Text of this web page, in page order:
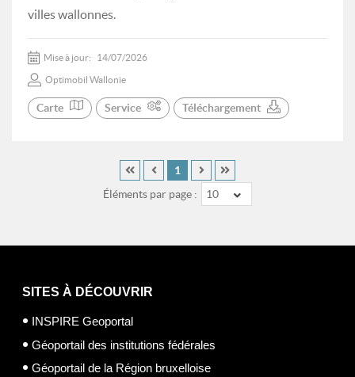
villes wallonnes.
Mise à jour: 14/07/2026
Optimobil Wallonie
Carte Service Téléchargement
Éléments par page : 10
1
SITES À DÉCOUVRIR
INSPIRE Geoportal
Géoportail des institutions fédérales
Géoportail de la Région bruxelloise